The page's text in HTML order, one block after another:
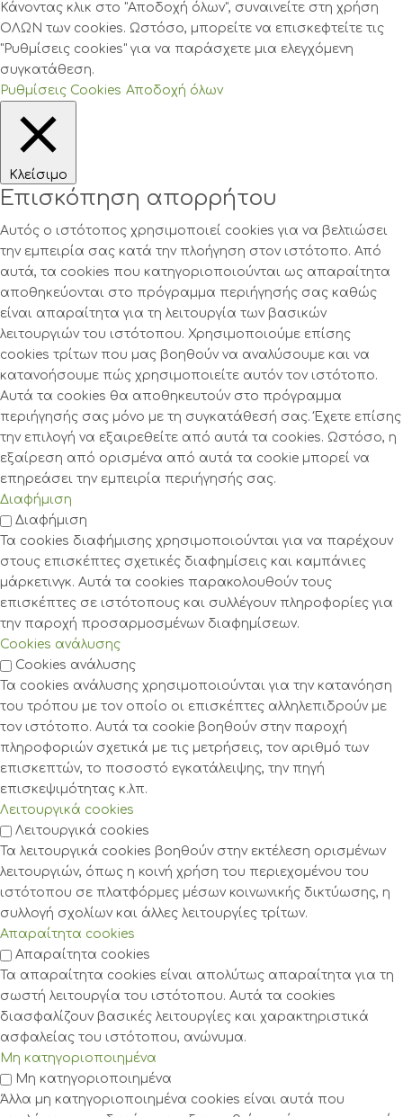
Κάνοντας κλικ στο "Αποδοχή όλων", συναινείτε στη χρήση
ΟΛΩΝ των cookies. Ωστόσο, μπορείτε να επισκεφτείτε τις
"Ρυθμίσεις cookies" για να παράσχετε μια ελεγχόμενη
συγκατάθεση.
Ρυθμίσεις Cookies Αποδοχή όλων
Κλείσιμο
Επισκόπηση απορρήτου
Αυτός ο ιστότοπος χρησιμοποιεί cookies για να βελτιώσει
την εμπειρία σας κατά την πλοήγηση στον ιστότοπο. Από
αυτά, τα cookies που κατηγοριοποιούνται ως απαραίτητα
αποθηκεύονται στο πρόγραμμα περιήγησής σας καθώς
είναι απαραίτητα για τη λειτουργία των βασικών
λειτουργιών του ιστότοπου. Χρησιμοποιούμε επίσης
cookies τρίτων που μας βοηθούν να αναλύσουμε και να
κατανοήσουμε πώς χρησιμοποιείτε αυτόν τον ιστότοπο.
Αυτά τα cookies θα αποθηκευτούν στο πρόγραμμα
περιήγησής σας μόνο με τη συγκατάθεσή σας. Έχετε επίσης
την επιλογή να εξαιρεθείτε από αυτά τα cookies. Ωστόσο, η
εξαίρεση από ορισμένα από αυτά τα cookie μπορεί να
επηρεάσει την εμπειρία περιήγησής σας.
Διαφήμιση
Διαφήμιση
Τα cookies διαφήμισης χρησιμοποιούνται για να παρέχουν
στους επισκέπτες σχετικές διαφημίσεις και καμπάνιες
μάρκετινγκ. Αυτά τα cookies παρακολουθούν τους
επισκέπτες σε ιστότοπους και συλλέγουν πληροφορίες για
την παροχή προσαρμοσμένων διαφημίσεων.
Cookies ανάλυσης
Cookies ανάλυσης
Τα cookies ανάλυσης χρησιμοποιούνται για την κατανόηση
του τρόπου με τον οποίο οι επισκέπτες αλληλεπιδρούν με
τον ιστότοπο. Αυτά τα cookie βοηθούν στην παροχή
πληροφοριών σχετικά με τις μετρήσεις, τον αριθμό των
επισκεπτών, το ποσοστό εγκατάλειψης, την πηγή
επισκεψιμότητας κ.λπ.
Λειτουργικά cookies
Λειτουργικά cookies
Τα λειτουργικά cookies βοηθούν στην εκτέλεση ορισμένων
λειτουργιών, όπως η κοινή χρήση του περιεχομένου του
ιστότοπου σε πλατφόρμες μέσων κοινωνικής δικτύωσης, η
συλλογή σχολίων και άλλες λειτουργίες τρίτων.
Απαραίτητα cookies
Απαραίτητα cookies
Τα απαραίτητα cookies είναι απολύτως απαραίτητα για τη
σωστή λειτουργία του ιστότοπου. Αυτά τα cookies
διασφαλίζουν βασικές λειτουργίες και χαρακτηριστικά
ασφαλείας του ιστότοπου, ανώνυμα.
Μη κατηγοριοποιημένα
Μη κατηγοριοποιημένα
Άλλα μη κατηγοριοποιημένα cookies είναι αυτά που